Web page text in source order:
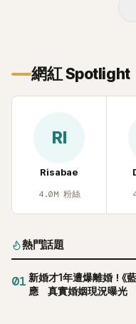
網紅 Spotlight
RI
Risabae
4.0M 粉絲
熱門話題
01 新婚才1年遭爆離婚！《
應 真實婚姻現況曝光